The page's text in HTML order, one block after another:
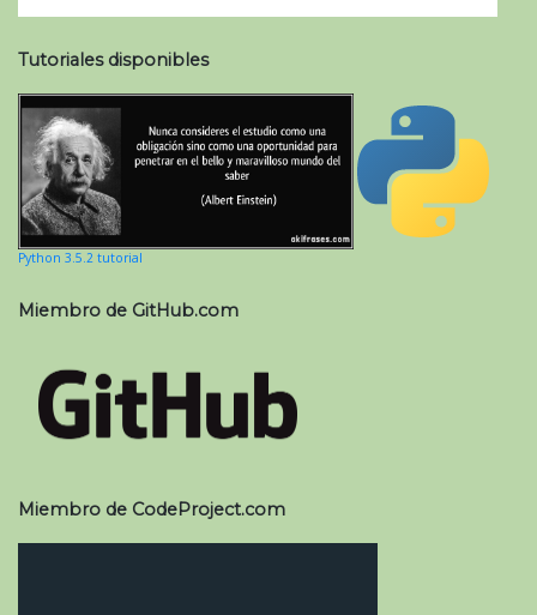
Tutoriales disponibles
Python 3.5.2 tutorial
Miembro de GitHub.com
Miembro de CodeProject.com